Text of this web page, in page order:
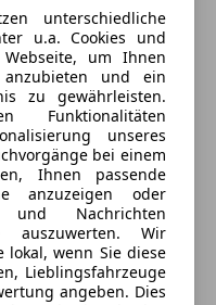
unterschiedliche
u.a. Cookies und
um Ihnen
anzubieten und ein
zu gewährleisten.
Funktionalitäten
unseres
bei einem
Ihnen passende
anzuzeigen oder
und Nachrichten
auszuwerten. Wir
lokal, wenn Sie diese
Lieblingsfahrzeuge
angeben. Dies